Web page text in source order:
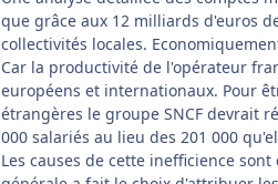
que grâce aux 12 milliards d'euros
collectivités locales.
Car la productivité de l'opérateur
européens et internationaux. Pour
étrangères le groupe SNCF devrait
000 salariés au lieu des 201 000
Les causes de cette inefficience